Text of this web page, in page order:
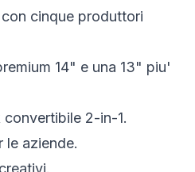
cinque produttori
14" e una 13" piu'
2-in-1.
le aziende.